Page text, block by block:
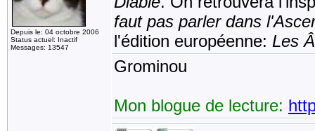
Depuis le: 04 octobre 2006
Status actuel: Inactif
Messages: 13547
faut pas parler dans
l'édition européenne: Les
Grominou
Mon blogue de lecture: